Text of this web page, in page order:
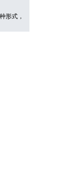
形式，